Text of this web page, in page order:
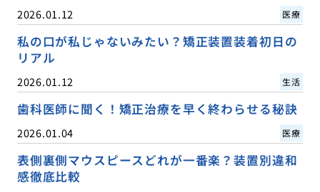
2026.01.12 医療
私の口が私じゃないみたい？矯正装置装着初日の
リアル
2026.01.12 生活
歯科医師に聞く！矯正治療を早く終わらせる秘訣
2026.01.04 医療
表側裏側マウスピースどれが一番楽？装置別違和
感徹底比較